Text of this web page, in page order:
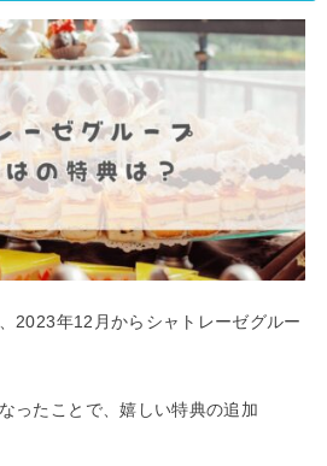
2023年12月からシャトレーゼグルー
ったことで、嬉しい特典の追加